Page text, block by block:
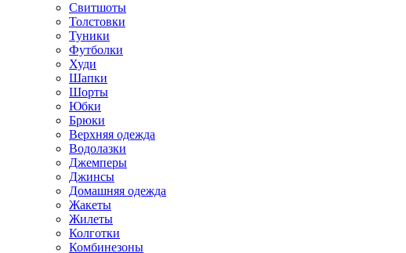
Свитшоты
Толстовки
Туники
Футболки
Худи
Шапки
Шорты
Юбки
Брюки
Верхняя одежда
Водолазки
Джемперы
Джинсы
Домашняя одежда
Жакеты
Жилеты
Колготки
Комбинезоны